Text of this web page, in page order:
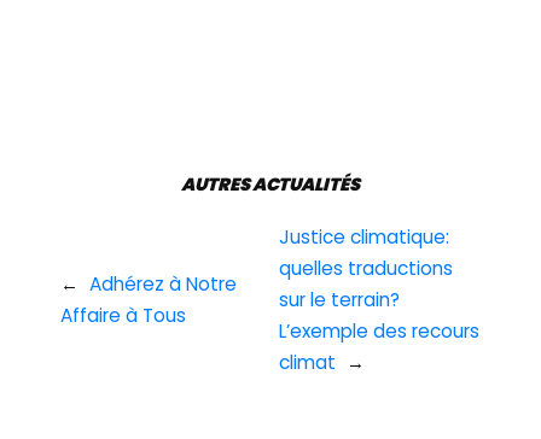
← Adhérez à Notre
Affaire à Tous
AUTRES ACTUALITÉS
Justice climatique:
quelles traductions
sur le terrain?
L’exemple des recours
climat
→